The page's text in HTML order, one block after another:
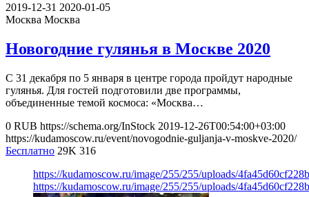
2019-12-31 2020-01-05
Москва Москва
Новогодние гулянья в Москве 2020
С 31 декабря по 5 января в центре города пройдут народные
гулянья. Для гостей подготовили две программы,
объединенные темой космоса: «Москва…
0 RUB https://schema.org/InStock 2019-12-26T00:54:00+03:00
https://kudamoscow.ru/event/novogodnie-guljanja-v-moskve-2020/
Бесплатно 29K 316
https://kudamoscow.ru/image/255/255/uploads/
https://kudamoscow.ru/image/255/255/uploads/